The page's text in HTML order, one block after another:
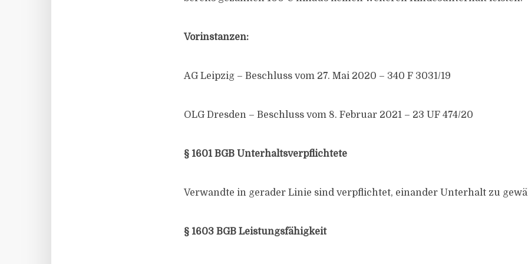
Vorinstanzen:
AG Leipzig – Beschluss vom 27. Mai 2020 – 340 F 3031/19
OLG Dresden – Beschluss vom 8. Februar 2021 – 23 UF 474/20
§ 1601 BGB Unterhaltsverpflichtete
Verwandte in gerader Linie sind verpflichtet, einander Unterhalt zu
§ 1603 BGB Leistungsfähigkeit